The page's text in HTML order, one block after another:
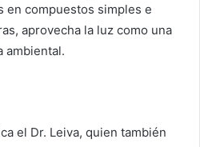
en compuestos simples e
aprovecha la luz como una
ambiental.
el Dr. Leiva, quien también